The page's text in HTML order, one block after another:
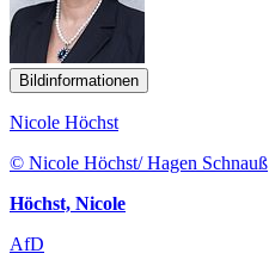
Bildinformationen
Nicole Höchst
© Nicole Höchst/ Hagen Schnauß
Höchst, Nicole
AfD